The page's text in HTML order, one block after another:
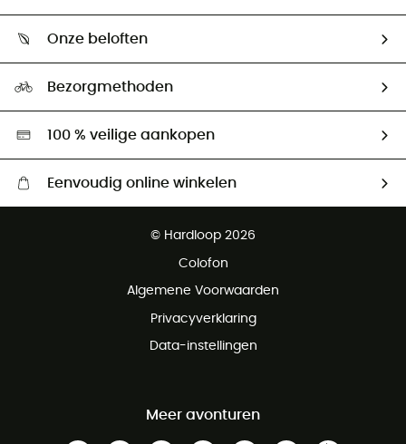
Retourzendingen & Terugbetalingen
Ambassadeurs
Onze beloften
Hardgreen
Bezorgmethoden
100 % veilige aankopen
Eenvoudig online winkelen
Gratis retourneren binnen 100 dagen
© Hardloop 2026
Colofon
Algemene Voorwaarden
Privacyverklaring
Data-instellingen
Meer avonturen